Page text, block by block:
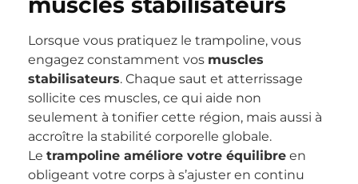
Lorsque vous pratiquez le trampoline, vous
engagez constamment vos muscles
stabilisateurs. Chaque saut et atterrissage
sollicite ces muscles, ce qui aide non
seulement à tonifier cette région, mais aussi à
accroître la stabilité corporelle globale.
Le trampoline améliore votre équilibre en
obligeant votre corps à s’ajuster en continu